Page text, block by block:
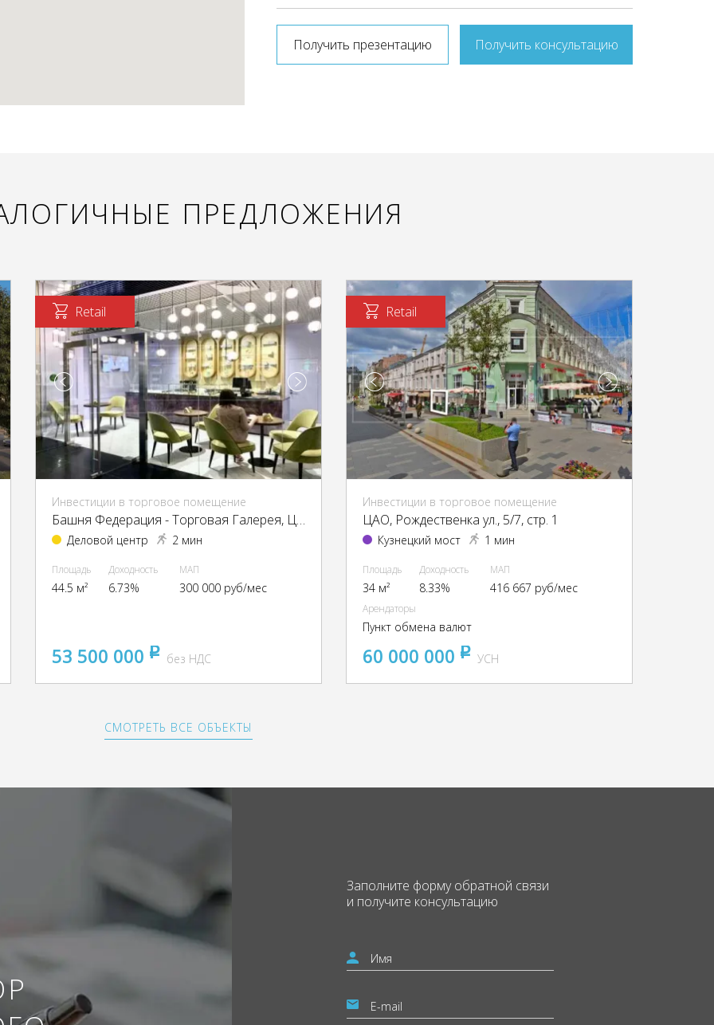
Получить презентацию Получить консультацию
ПРЕДЛОЖЕНИЯ
Retail
Инвестиции в торговое помещение
Башня Федерация - Торговая Галерея, ЦАО, г Москва, Пресненская наб, д 12
Деловой центр 2 мин
Площадь
44.5 м²
Доходность
6.73%
МАП
300 000 руб/мес
53 500 000 pуббез НДС
Retail
Инвестиции в торговое помещение
ЦАО, Рождественка ул., 5/7, стр. 1
Кузнецкий мост 1 мин
Площадь
34 м²
Доходность
8.33%
МАП
416 667 руб/мес
Арендаторы
Пункт обмена валют
60 000 000 pуб
УСН
СМОТРЕТЬ ВСЕ ОБЪЕКТЫ
Заполните формуобратной связи
и получите консультацию